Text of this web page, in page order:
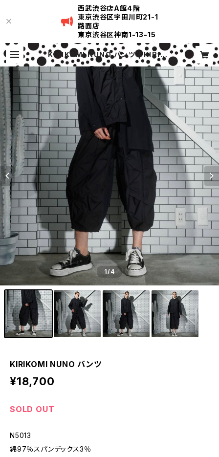
西武渋谷店A館４階
東京渋谷区宇田川町21-1
路面店
東京渋谷区神南1-13-15
KIRIKOMI NUNO パンツ | KIRIKO
MI
1/4
KIRIKOMI NUNO パンツ
¥18,700
SOLD OUT
N5013
綿97％スパンデックス3％